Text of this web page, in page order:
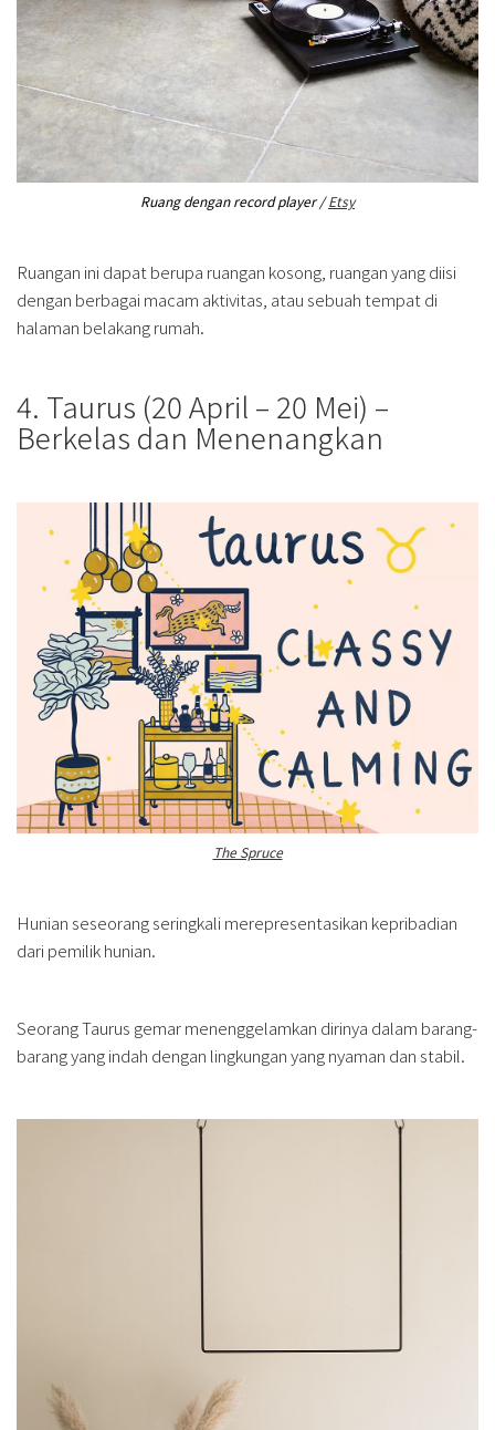
Ruang dengan record player /Etsy
Ruangan ini dapat berupa ruangan kosong, ruangan yang diisi
dengan berbagai macam aktivitas, atau sebuah tempat di
halaman belakang rumah.
4. Taurus (20 April – 20 Mei) –
Berkelas dan Menenangkan
The Spruce
Hunian seseorang seringkali merepresentasikan kepribadian
dari pemilik hunian.
Seorang Taurus gemar menenggelamkan dirinya dalam barang-
barang yang indah dengan lingkungan yang nyaman dan stabil.